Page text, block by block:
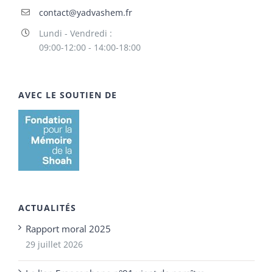
contact@yadvashem.fr
Lundi - Vendredi :
09:00-12:00 - 14:00-18:00
AVEC LE SOUTIEN DE
ACTUALITÉS
Rapport moral 2025
29 juillet 2026